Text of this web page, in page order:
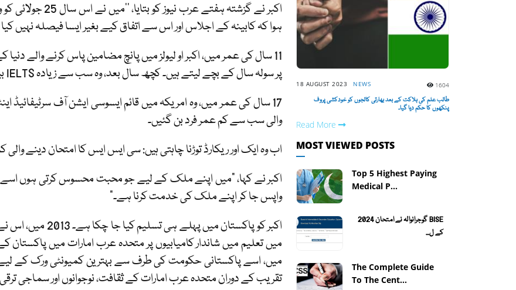
ہوا کہ کابینہ کے اجلاس اور اس سے اتفاق کیے بغیر ایسا فیصلہ نہیں کیا
11 سال کی عمر میں، اکبر او لیولز میں پانچ مضامین پاس کرنے
پر سولہ سال کے بچے لیتے ہیں۔ کچھ سال بعد، وہ سب سے زیادہ IELTS بینڈ اسکورر تھیں۔
17 سال کی عمر میں، وہ امریکہ میں قائم ایسوسی ایشن آف
والی سب سے کم عمر فرد بن گئیں۔
اب وہ ایک اور ریکارڈ توڑنا چاہتی ہیں: سی ایس ایس کا امتحان دینے والی
اکبر نے کہا، "میں اپنے ملک کے لیے جو محبت محسوس کرتی ہوں اسے
واپس جا کر اپنے ملک کی خدمت کرنا ہے۔"
میں، اسے پاکستانی حکومت کی طرف سے بہترین کمیونٹی ورک کے
تقریب کے دوران متحدہ عرب امارات کے ثقافت، نوجوانوں اور سماجی
18 AUGUST 2023 NEWS 1604
طالب علم کی ہلاکت کے بعد بھارتی کالجوں کو خودکشی پروف
پنکھوں کا حکم دیا گیا۔
Read More
MOST VIEWED POSTS
Top 5 Highest Paying
Medical P...
BISE گوجرانوالہ نے امتحان 2024
کے ل...
The Complete Guide
To The Cent...